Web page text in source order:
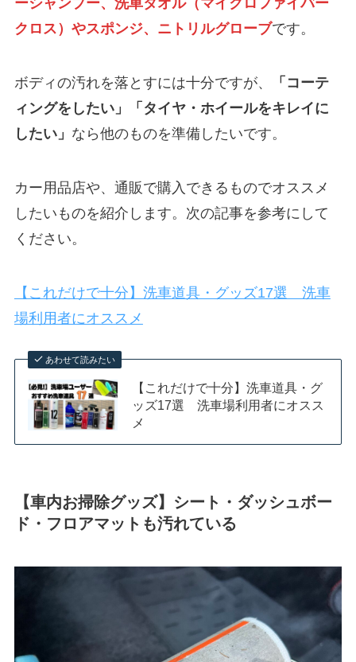
ーシャンプー、洗車タオル（マイクロファイバー
クロス）やスポンジ、ニトリルグローブです。
ボディの汚れを落とすには十分ですが、
「コーテ
ィングをしたい」「タイヤ・ホイールをキレイに
したい」 なら他のものを準備したいです。
カー用品店や、通販で購入できるものでオススメ
したいものを紹介します。次の記事を参考にして
ください。
【これだけで十分】洗車道具・グッズ17選 洗車
場利用者にオススメ
あわせて読みたい
【これだけで十分】洗車道具・グ
ッズ17選 洗車場利用者にオスス
メ
【車内お掃除グッズ】シート・ダッシュボー
ド・フロアマットも汚れている